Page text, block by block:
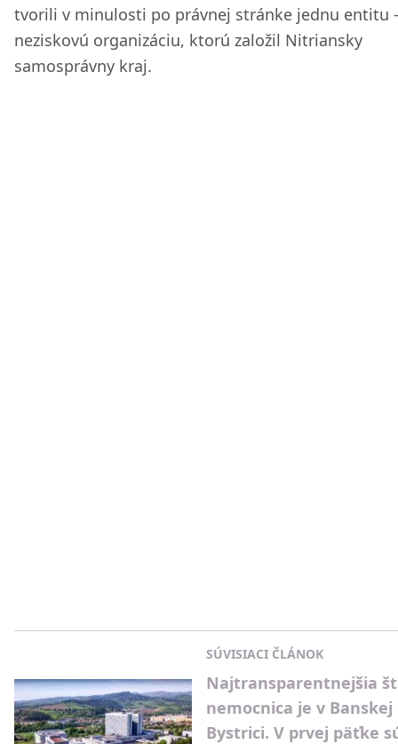
tvorili v minulosti po právnej stránke jednu entitu
neziskovú organizáciu, ktorú založil Nitriansky
samosprávny kraj.
SÚVISIACI ČLÁNOK
Najtransparentnejšia
nemocnica je v Banskej
Bystrici. V prvej päťke